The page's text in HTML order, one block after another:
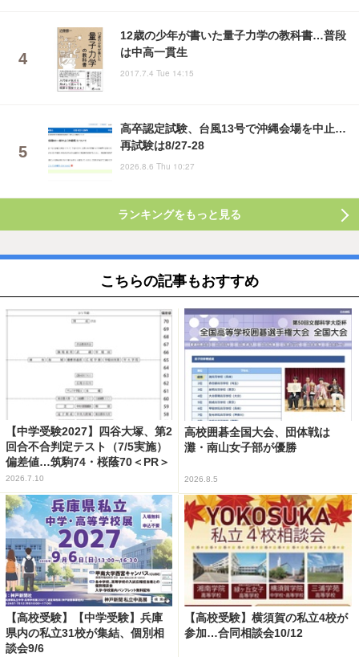
12歳の少年が書いた量子力学の教科書…普段
は中高一貫生
2017.7.4 Tue 14:15
高卒認定試験、台風13号で沖縄会場を中止…
再試験は8/27-28
2026.8.6 Thu 10:27
ランキングをもっと見る
こちらの記事もおすすめ
【中学受験2027】四谷大塚、第2
回合不合判定テスト（7/5実施）
偏差値…筑駒74・桜蔭70＜PR＞
2026.7.10
高校囲碁全国大会、団体戦は
灘・南山女子部が優勝
2026.8.5
【高校受験】【中学受験】兵庫
県内の私立31校が集結、個別相
談会9/6
【高校受験】横須賀の私立4校が
参加…合同相談会10/12